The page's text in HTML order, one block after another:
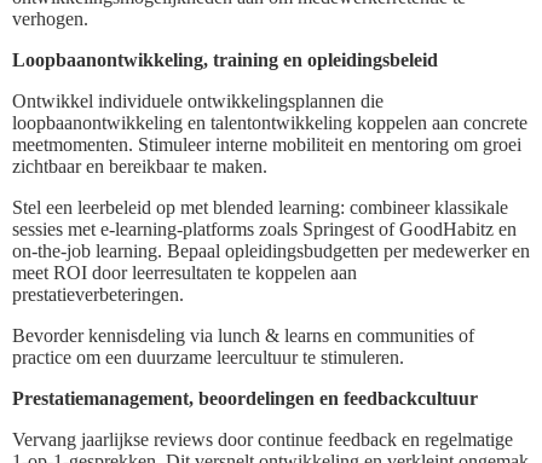
verhogen.
Loopbaanontwikkeling, training en opleidingsbeleid
Ontwikkel individuele ontwikkelingsplannen die
loopbaanontwikkeling en talentontwikkeling koppelen aan concrete
meetmomenten. Stimuleer interne mobiliteit en mentoring om groei
zichtbaar en bereikbaar te maken.
Stel een leerbeleid op met blended learning: combineer klassikale
sessies met e-learning-platforms zoals Springest of GoodHabitz en
on-the-job learning. Bepaal opleidingsbudgetten per medewerker en
meet ROI door leerresultaten te koppelen aan
prestatieverbeteringen.
Bevorder kennisdeling via lunch & learns en communities of
practice om een duurzame leercultuur te stimuleren.
Prestatiemanagement, beoordelingen en feedbackcultuur
Vervang jaarlijkse reviews door continue feedback en regelmatige